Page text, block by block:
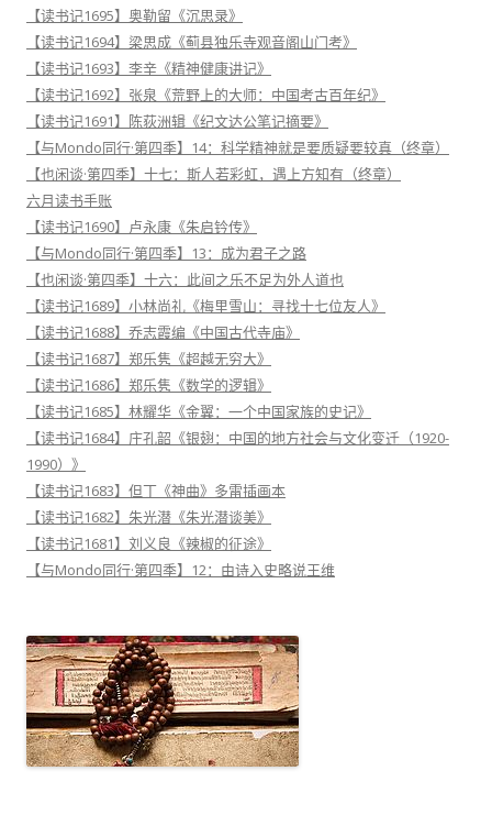
【读书记1695】奥勒留《沉思录》
【读书记1694】梁思成《蓟县独乐寺观音阁山门考》
【读书记1693】李辛《精神健康讲记》
【读书记1692】张泉《荒野上的大师：中国考古百年纪》
【读书记1691】陈荻洲辑《纪文达公笔记摘要》
【与Mondo同行·第四季】14：科学精神就是要质疑要较真（终章）
【也闲谈·第四季】十七：斯人若彩虹，遇上方知有（终章）
六月读书手账
【读书记1690】卢永康《朱启钤传》
【与Mondo同行·第四季】13：成为君子之路
【也闲谈·第四季】十六：此间之乐不足为外人道也
【读书记1689】小林尚礼《梅里雪山：寻找十七位友人》
【读书记1688】乔志霞编《中国古代寺庙》
【读书记1687】郑乐隽《超越无穷大》
【读书记1686】郑乐隽《数学的逻辑》
【读书记1685】林耀华《金翼：一个中国家族的史记》
【读书记1684】庄孔韶《银翅：中国的地方社会与文化变迁（1920-
1990）》
【读书记1683】但丁《神曲》多雷插画本
【读书记1682】朱光潜《朱光潜谈美》
【读书记1681】刘义良《辣椒的征途》
【与Mondo同行·第四季】12：由诗入史略说王维